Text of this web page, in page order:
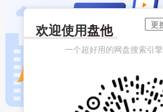
欢迎使用盘他
一个超好用的网盘搜索引擎